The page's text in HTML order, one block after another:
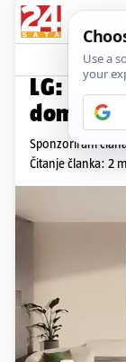
LG: Kino
doma
Sponzorirani
Čitanje članka: 2